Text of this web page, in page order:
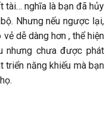
tài… nghĩa là bạn đã hủy
Nhưng nếu ngược lại,
dễ dàng hơn , thể hiện
nhưng chưa được phát
triển năng khiếu mà bạn